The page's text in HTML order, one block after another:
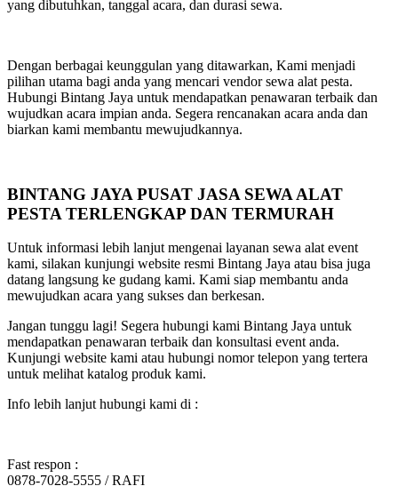
yang dibutuhkan, tanggal acara, dan durasi sewa.
Dengan berbagai keunggulan yang ditawarkan, Kami menjadi
pilihan utama bagi anda yang mencari vendor sewa alat pesta.
Hubungi Bintang Jaya untuk mendapatkan penawaran terbaik dan
wujudkan acara impian anda. Segera rencanakan acara anda dan
biarkan kami membantu mewujudkannya.
BINTANG JAYA PUSAT JASA SEWA ALAT
PESTA TERLENGKAP DAN TERMURAH
Untuk informasi lebih lanjut mengenai layanan sewa alat event
kami, silakan kunjungi website resmi Bintang Jaya atau bisa juga
datang langsung ke gudang kami. Kami siap membantu anda
mewujudkan acara yang sukses dan berkesan.
Jangan tunggu lagi! Segera hubungi kami Bintang Jaya untuk
mendapatkan penawaran terbaik dan konsultasi event anda.
Kunjungi website kami atau hubungi nomor telepon yang tertera
untuk melihat katalog produk kami.
Info lebih lanjut hubungi kami di :
Fast respon :
0878-7028-5555 / RAFI